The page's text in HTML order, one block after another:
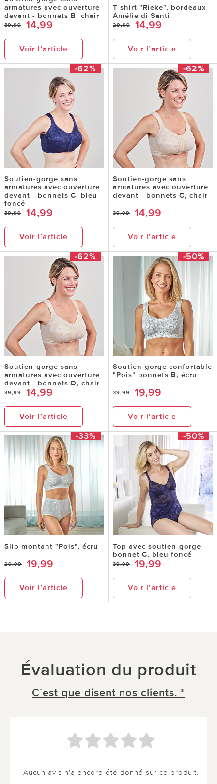
armatures avec ouverture
devant - bonnets B, chair
39,99 14,99
Voir l’article
T-shirt "Rieke", bordeaux
Amélie di Santi
29,99 14,99
Voir l’article
-62%
Soutien-gorge sans
armatures avec ouverture
devant - bonnets C, bleu
foncé
39,99 14,99
Voir l’article
-62%
Soutien-gorge sans
armatures avec ouverture
devant - bonnets C, chair
39,99 14,99
Voir l’article
-62%
Soutien-gorge sans
armatures avec ouverture
devant - bonnets D, chair
39,99 14,99
Voir l’article
-50%
Soutien-gorge confortable
"Pois" bonnets B, écru
39,99 19,99
Voir l’article
-33%
Slip montant "Pois", écru
29,99 19,99
Voir l’article
-50%
Top avec soutien-gorge
bonnet C, bleu foncé
39,99 19,99
Voir l’article
Évaluation du produit
C´est que disent nos clients. *
Aucun avis n'a encore été donné sur ce produit.